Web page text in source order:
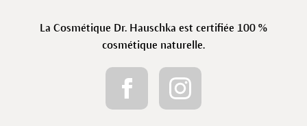
La Cosmétique Dr. Hauschka est certifiée 100 %
cosmétique naturelle.